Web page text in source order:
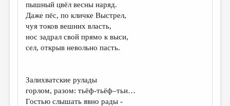
ОБЗОР ЛИТЕРАТУРЫ
СТРАНИЦЫ ПАМЯТИ
ОБЪЯВЛЕНИЯ
РЕДКОЛЛЕГИЯ
ОТ РЕДАКЦИИ
пышный цвёл весны наряд.
Даже пёс, по кличке Выстрел,
чуя токов вешних власть,
нос задрал свой прямо к выси,
сел, открыв невольно пасть.
Залихватские рулады
горлом, разом: тьёф-тьёф–тьи…
Гостью слышать явно рады -